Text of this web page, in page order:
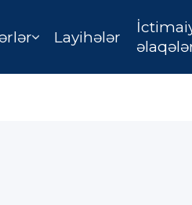
Layihələr